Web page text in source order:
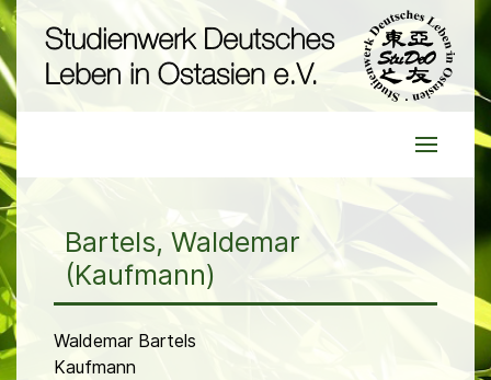
Bartels, Waldemar
(Kaufmann)
Waldemar Bartels
Kaufmann